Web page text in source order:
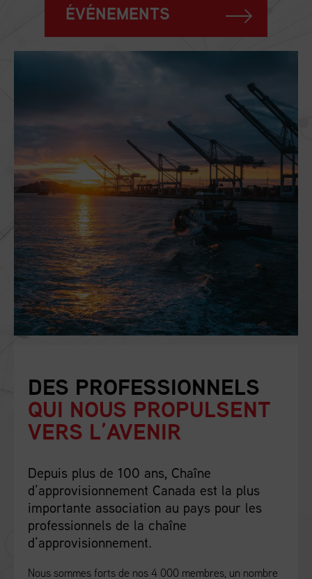
ÉVÉNEMENTS
DES PROFESSIONNELS
QUI NOUS PROPULSENT
VERS L’AVENIR
Depuis plus de 100 ans, Chaîne
d’approvisionnement Canada est la plus
importante association au pays pour les
professionnels de la chaîne
d’approvisionnement.
Nous sommes forts de nos 4 000 membres, un nombre